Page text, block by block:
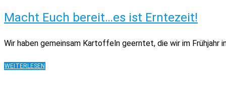
GEZUPFTES
Macht Euch bereit…es ist Erntezeit!
Wir haben gemeinsam Kartoffeln geerntet, die wir im
WEITERLESENMACHT